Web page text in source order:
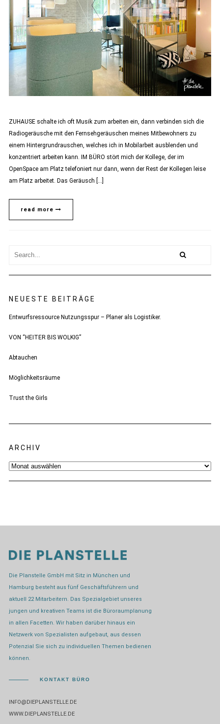
ZUHAUSE schalte ich oft Musik zum arbeiten ein, dann verbinden sich die
Radiogeräusche mit den Fernsehgeräuschen meines Mitbewohners zu
einem Hintergrundrauschen, welches ich in Mobilarbeit ausblenden und
konzentriert arbeiten kann. IM BÜRO stört mich der Kollege, der im
OpenSpace am Platz telefoniert nur dann, wenn der Rest der Kollegen leise
am Platz arbeitet. Das Geräusch […]
read more
NEUESTE BEITRÄGE
Entwurfsressource Nutzungsspur – Planer als Logistiker.
VON “HEITER BIS WOLKIG”
Abtauchen
Möglichkeitsräume
Trust the Girls
ARCHIV
Archiv
Die Planstelle GmbH mit Sitz in München und
Hamburg besteht aus fünf Geschäftsführern und
aktuell 22 Mitarbeitern. Das Spezialgebiet unseres
jungen und kreativen Teams ist die Büroraumplanung
in allen Facetten. Wir haben darüber hinaus ein
Netzwerk von Spezialisten aufgebaut, aus dessen
Potenzial Sie sich zu individuellen Themen bedienen
können.
KONTAKT BÜRO
INFO@DIEPLANSTELLE.DE
WWW.DIEPLANSTELLE.DE